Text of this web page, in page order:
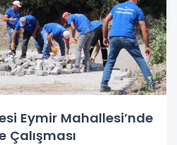
Eymir Mahallesi’nde
Çalışması